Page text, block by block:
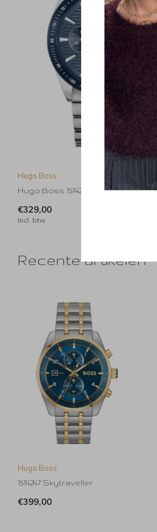
Hugo Boss
Hugo Boss 1514240 Strike Chrono
€329,00
Incl. btw
Recente artikelen
Hugo Boss
1514247 Skytraveller
€399,00